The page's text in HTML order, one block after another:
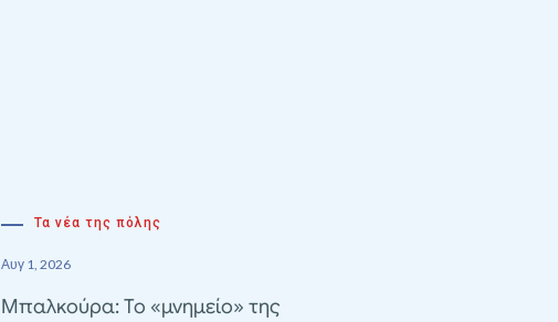
Τα νέα της πόλης
Αυγ 1, 2026
Μπαλκούρα: Το «μνημείο» της